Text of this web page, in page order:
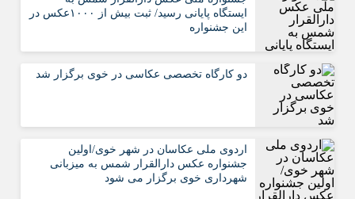
ایستگاه پایانی رسید/ ثبت بیش از ۱۰۰۰عکس در
این جشنواره
دو کارگاه تخصصی عکاسی در خوی برگزار شد
اردوی ملی عکاسان در شهر خوی/اولین
جشنواره عکس دارالقرار شمس به میزبانی
شهرداری خوی برگزار می شود